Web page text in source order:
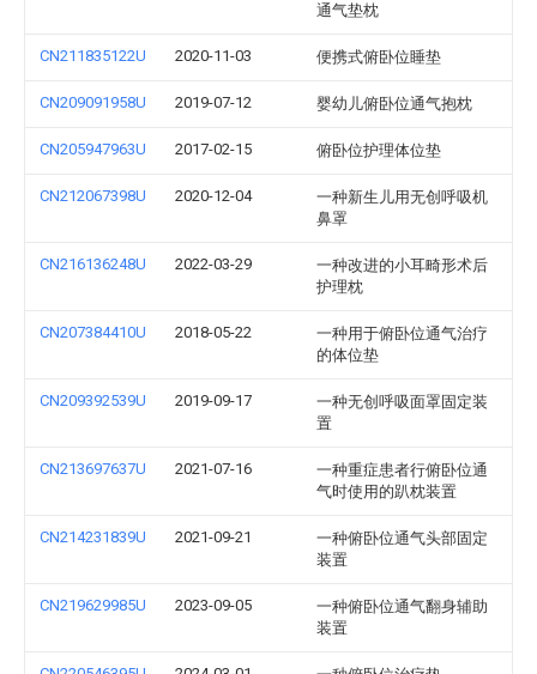
通气垫枕
CN211835122U 2020-11-03 便携式俯卧位睡垫
CN209091958U 2019-07-12 婴幼儿俯卧位通气抱枕
CN205947963U 2017-02-15 俯卧位护理体位垫
CN212067398U 2020-12-04
一种新生儿用无创呼吸机
鼻罩
CN216136248U 2022-03-29
一种改进的小耳畸形术后
护理枕
CN207384410U 2018-05-22
一种用于俯卧位通气治疗
的体位垫
CN209392539U 2019-09-17
一种无创呼吸面罩固定装
置
CN213697637U 2021-07-16
一种重症患者行俯卧位通
气时使用的趴枕装置
CN214231839U 2021-09-21
一种俯卧位通气头部固定
装置
CN219629985U 2023-09-05
一种俯卧位通气翻身辅助
装置